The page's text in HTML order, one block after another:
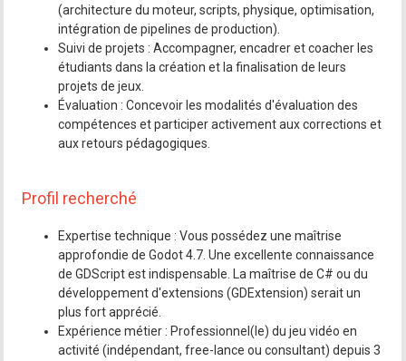
(architecture du moteur, scripts, physique, optimisation,
intégration de pipelines de production).
Suivi de projets : Accompagner, encadrer et coacher les
étudiants dans la création et la finalisation de leurs
projets de jeux.
Évaluation : Concevoir les modalités d'évaluation des
compétences et participer activement aux corrections et
aux retours pédagogiques.
Profil recherché
Expertise technique : Vous possédez une maîtrise
approfondie de Godot 4.7. Une excellente connaissance
de GDScript est indispensable. La maîtrise de C# ou du
développement d'extensions (GDExtension) serait un
plus fort apprécié.
Expérience métier : Professionnel(le) du jeu vidéo en
activité (indépendant, free-lance ou consultant) depuis 3